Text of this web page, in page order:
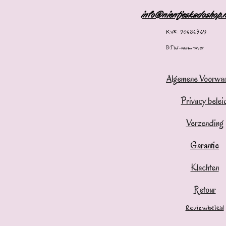
KVK: 90686969
BTW-nummer
Algemene
Privacy
Verzending
Garantie
Klachten
Retour
Reviewbeleid